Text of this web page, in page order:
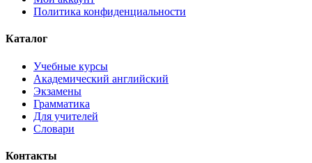
Политика конфиденциальности
Каталог
Учебные курсы
Академический английский
Экзамены
Грамматика
Для учителей
Словари
Контакты